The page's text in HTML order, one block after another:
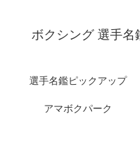
ボクシング 選手
選手名鑑ピックアップ
アマボクパーク